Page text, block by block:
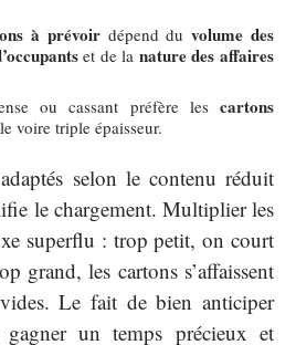
à prévoirdépend duvolume des
et de la nature des affaires
ou cassant préfère les cartons
voire triple épaisseur.
selon le contenu réduit
le chargement. Multiplier les
superflu : trop petit, on court
grand, les cartons s’affaissent
Le fait de bien anticiper
gagner un temps précieux et